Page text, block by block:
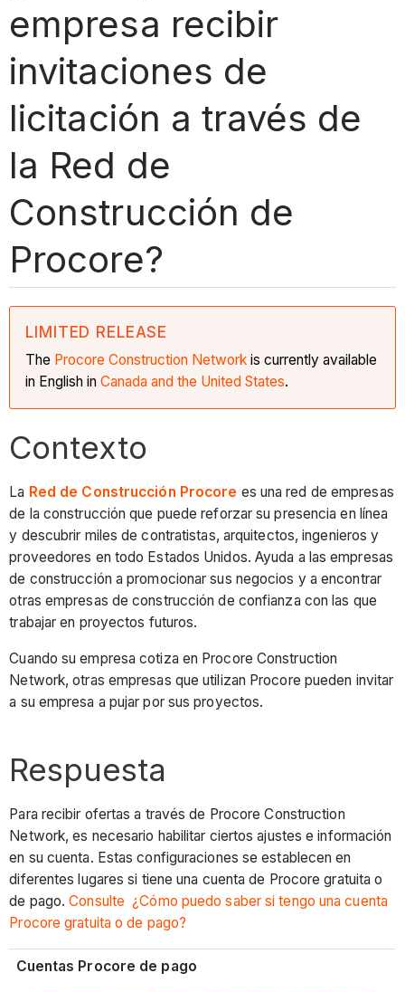
empresa recibir
invitaciones de
licitación a través de
la Red de
Construcción de
Procore?
LIMITED RELEASE
The Procore Construction Network is currently available
in English inCanada and the United States.
Contexto
La Red de Construcción Procore es una red de empresas
de la construcción que puede reforzar su presencia en línea
y descubrir miles de contratistas, arquitectos, ingenieros y
proveedores en todo Estados Unidos. Ayuda a las empresas
de construcción a promocionar sus negocios y a encontrar
otras empresas de construcción de confianza con las que
trabajar en proyectos futuros.
Cuando su empresa cotiza en Procore Construction
Network, otras empresas que utilizan Procore pueden invitar
a su empresa a pujar por sus proyectos.
Respuesta
Para recibir ofertas a través de Procore Construction
Network, es necesario habilitar ciertos ajustes e información
en su cuenta. Estas configuraciones se establecen en
diferentes lugares si tiene una cuenta de Procore gratuita o
de pago.Consulte ¿Cómo puedo saber si tengo una cuenta
Procore gratuita o de pago?
Cuentas Procore de pago